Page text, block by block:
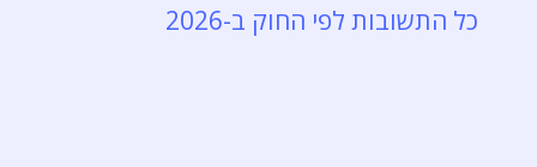
כל התשובות לפי החוק ב-2026